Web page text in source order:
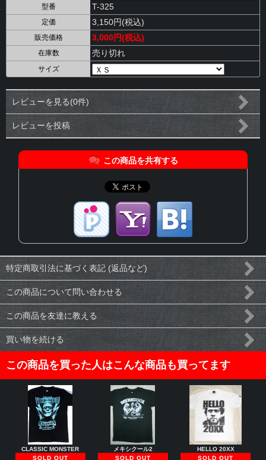
型番 T-325
定価 3,150円(税込)
販売価格 3,000円(税込)
在庫数 売り切れ
サイズ
レビューを見る(0件)
レビューを投稿
この商品を共有する
特定商取引法に基づく表記 (返品など)
この商品について問い合わせる
この商品を友達に教える
買い物を続ける
この商品を買った人はこんな商品も買ってます
CLASSIC MONSTER
SOLD OUT
メキシクール2
SOLD OUT
HELLO 20XX
SOLD OUT